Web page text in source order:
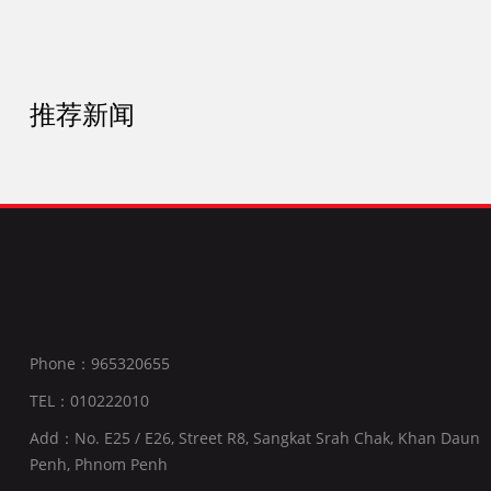
推荐新闻
Phone：965320655
TEL：010222010
Add：No. E25 / E26, Street R8, Sangkat Srah Chak, Khan Daun
Penh, Phnom Penh